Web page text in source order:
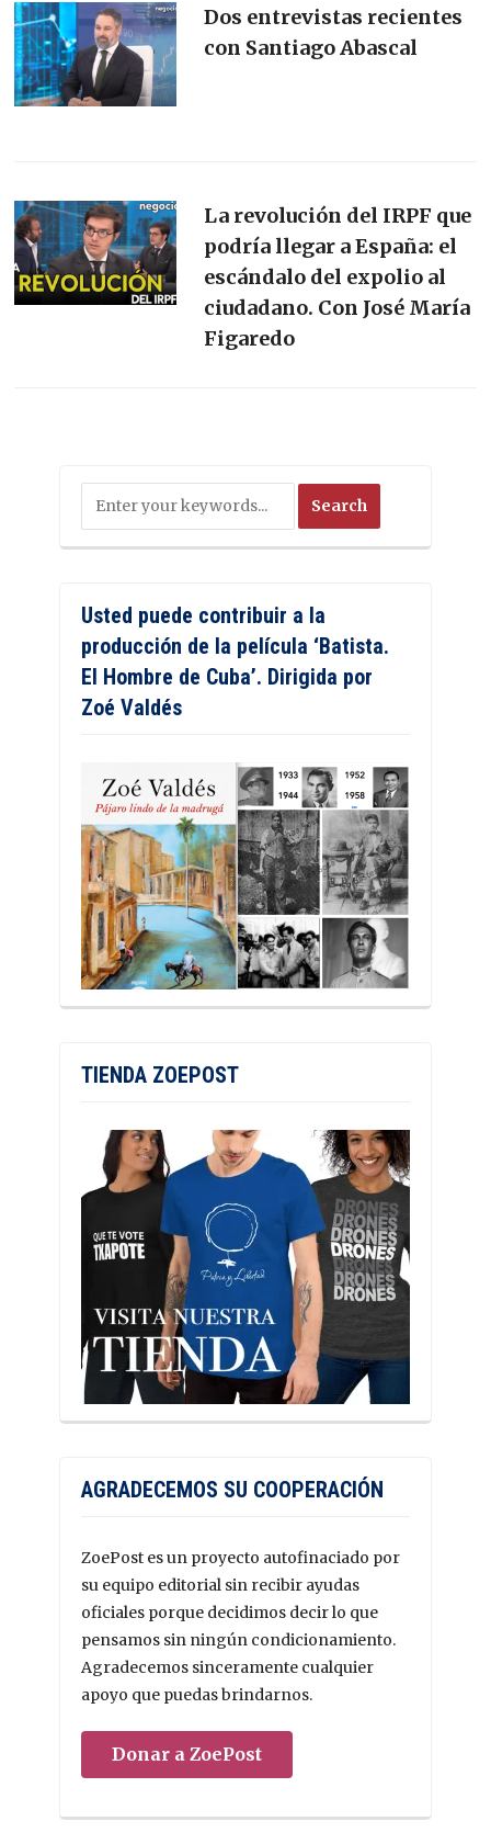
Dos entrevistas recientes
con Santiago Abascal
La revolución del IRPF que
podría llegar a España: el
escándalo del expolio al
ciudadano. Con José María
Figaredo
Usted puede contribuir a la
producción de la película ‘Batista.
El Hombre de Cuba’. Dirigida por
Zoé Valdés
TIENDA ZOEPOST
AGRADECEMOS SU COOPERACIÓN
ZoePost es un proyecto autofinaciado por
su equipo editorial sin recibir ayudas
oficiales porque decidimos decir lo que
pensamos sin ningún condicionamiento.
Agradecemos sinceramente cualquier
apoyo que puedas brindarnos.
Donar a ZoePost